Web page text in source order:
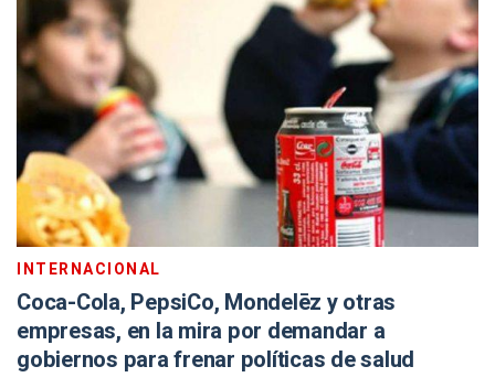
INTERNACIONAL
Coca-Cola, PepsiCo, Mondelēz y otras
empresas, en la mira por demandar a
gobiernos para frenar políticas de salud